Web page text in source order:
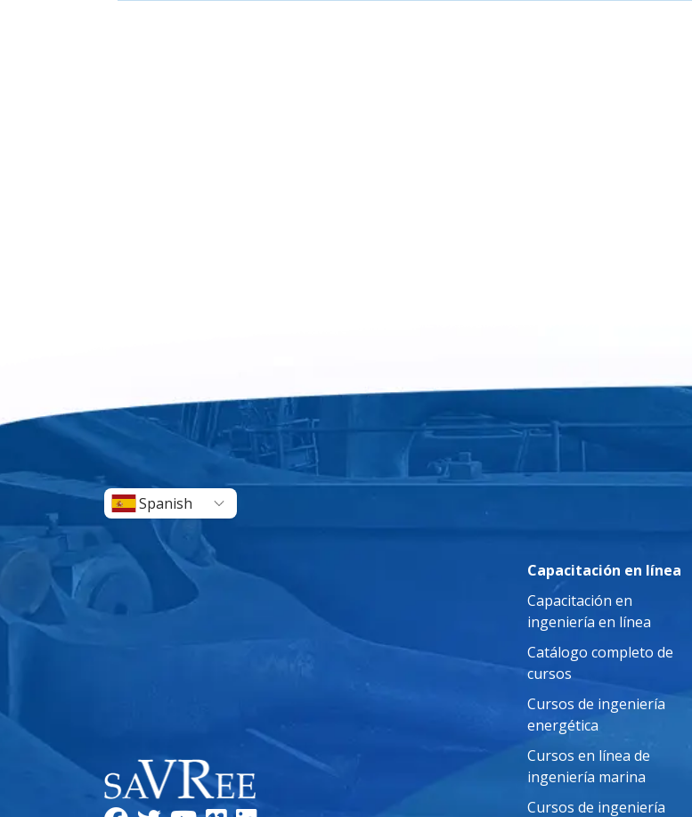
Spanish
Capacitación en línea
Capacitación en
ingeniería en línea
Catálogo completo de
cursos
Cursos de ingeniería
energética
Cursos en línea de
ingeniería marina
Cursos de ingeniería